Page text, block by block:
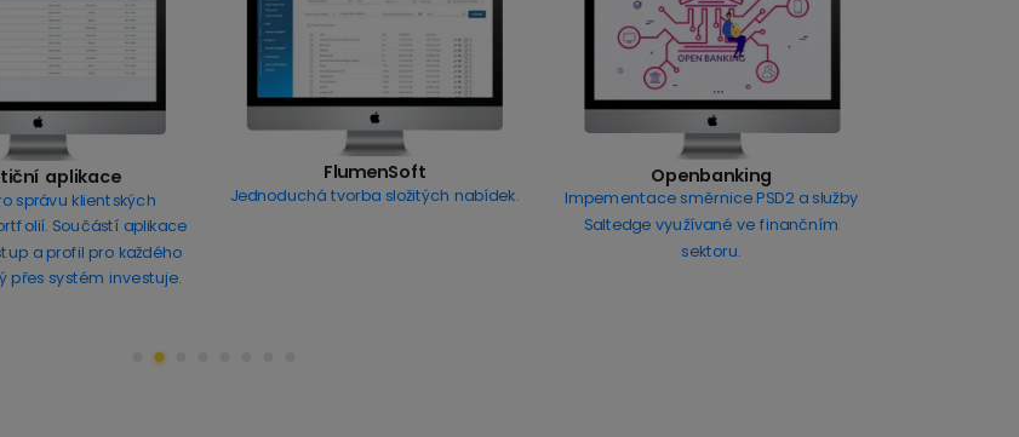
aplikace
správu klientských
Součástí aplikace
a profil pro každého
přes systém investuje.
FlumenSoft
Jednoduchá tvorba složitých nabídek.
Openbanking
Impementace směrnice PSD2 a služby
Saltedge využívané ve finančním
sektoru.